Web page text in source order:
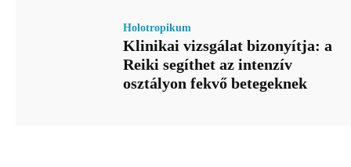
Holotropikum
Klinikai vizsgálat bizonyítja: a
Reiki segíthet az intenzív
osztályon fekvő betegeknek